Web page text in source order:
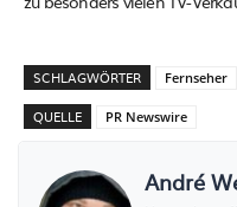
SCHLAGWÖRTER Fernseher
QUELLE PR Newswire
André